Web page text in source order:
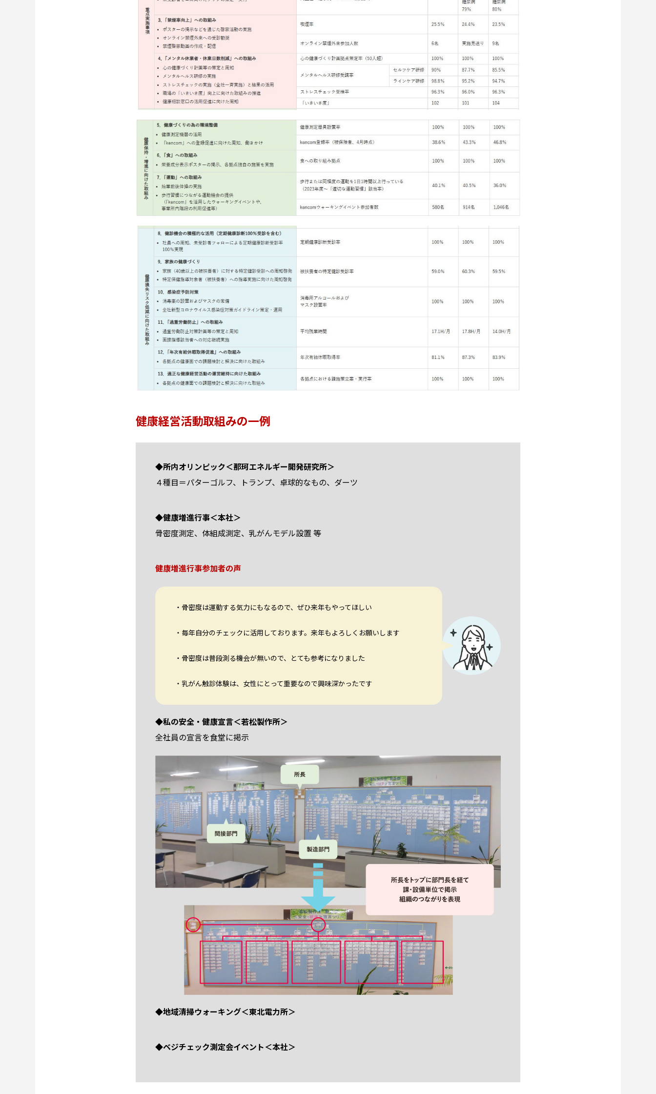
健康経営活動取組みの一例
◆所内オリンピック＜那珂エネルギー開発研究所＞
４種目＝パターゴルフ、トランプ、卓球的なもの、ダーツ
◆健康増進行事＜本社＞
骨密度測定、体組成測定、乳がんモデル設置 等
健康増進行事参加者の声
・骨密度は運動する気力にもなるので、ぜひ来年もやってほしい
・毎年自分のチェックに活用しております。来年もよろしくお願いします
・骨密度は普段測る機会が無いので、とても参考になりました
・乳がん触診体験は、女性にとって重要なので興味深かったです
◆私の安全・健康宣言＜若松製作所＞
全社員の宣言を食堂に掲示
◆地域清掃ウォーキング＜東北電力所＞
◆ベジチェック測定会イベント＜本社＞